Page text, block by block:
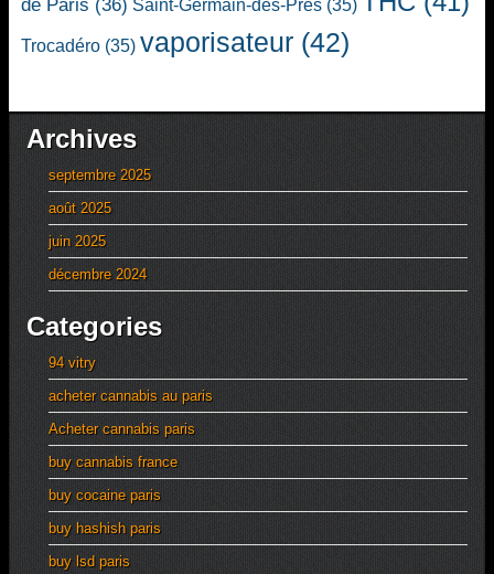
de Paris (36) Saint-Germain-des-Prés (35)
Trocadéro (35) vaporisateur (42)
Archives
septembre 2025
août 2025
juin 2025
décembre 2024
Categories
94 vitry
acheter cannabis au paris
Acheter cannabis paris
buy cannabis france
buy cocaine paris
buy hashish paris
buy lsd paris